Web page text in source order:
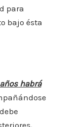
para
bajo ésta
habrá